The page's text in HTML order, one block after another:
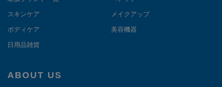
スキンケア メイクアップ
ボディケア 美容機器
日用品雑貨
ABOUT US